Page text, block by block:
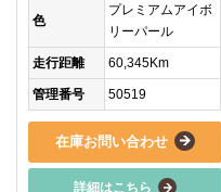
色
プレミアムアイボ
リーパール
走行距離 60,345Km
管理番号 50519
在庫お問い合わせ
詳細はこちら